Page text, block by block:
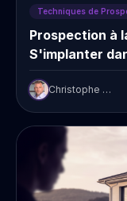
Techniques de
Prospection à
S'implanter
Christophe Prudent